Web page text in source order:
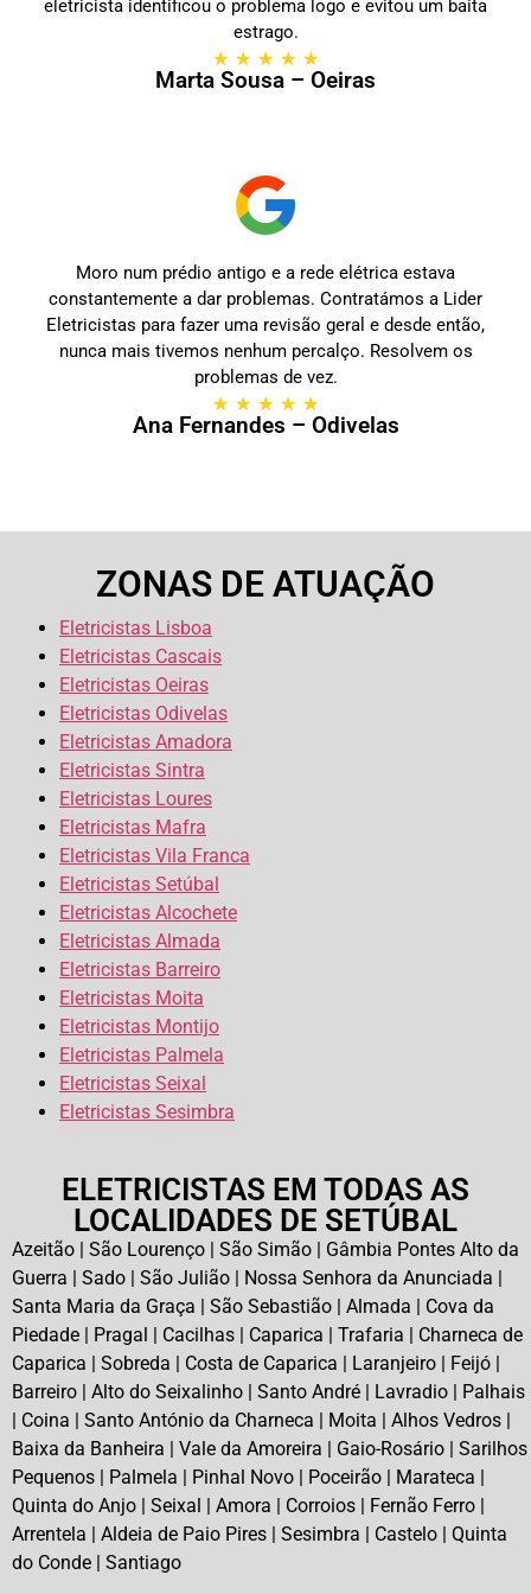
eletricista identificou o problema logo e evitou um baita
estrago.
★ ★ ★ ★ ★
Marta Sousa – Oeiras
Moro num prédio antigo e a rede elétrica estava
constantemente a dar problemas. Contratámos a Lider
Eletricistas para fazer uma revisão geral e desde então,
nunca mais tivemos nenhum percalço. Resolvem os
problemas de vez.
★ ★ ★ ★ ★
Ana Fernandes – Odivelas
ZONAS DE ATUAÇÃO
Eletricistas Lisboa
Eletricistas Cascais
Eletricistas Oeiras
Eletricistas Odivelas
Eletricistas Amadora
Eletricistas Sintra
Eletricistas Loures
Eletricistas Mafra
Eletricistas Vila Franca
Eletricistas Setúbal
Eletricistas Alcochete
Eletricistas Almada
Eletricistas Barreiro
Eletricistas Moita
Eletricistas Montijo
Eletricistas Palmela
Eletricistas Seixal
Eletricistas Sesimbra
ELETRICISTAS EM TODAS AS
LOCALIDADES DE SETÚBAL
Azeitão | São Lourenço | São Simão | Gâmbia Pontes Alto da
Guerra | Sado | São Julião | Nossa Senhora da Anunciada |
Santa Maria da Graça | São Sebastião | Almada | Cova da
Piedade | Pragal | Cacilhas | Caparica | Trafaria | Charneca de
Caparica | Sobreda | Costa de Caparica | Laranjeiro | Feijó |
Barreiro | Alto do Seixalinho | Santo André | Lavradio | Palhais
| Coina | Santo António da Charneca | Moita | Alhos Vedros |
Baixa da Banheira | Vale da Amoreira | Gaio-Rosário | Sarilhos
Pequenos | Palmela | Pinhal Novo | Poceirão | Marateca |
Quinta do Anjo | Seixal | Amora | Corroios | Fernão Ferro |
Arrentela | Aldeia de Paio Pires | Sesimbra | Castelo | Quinta
do Conde | Santiago